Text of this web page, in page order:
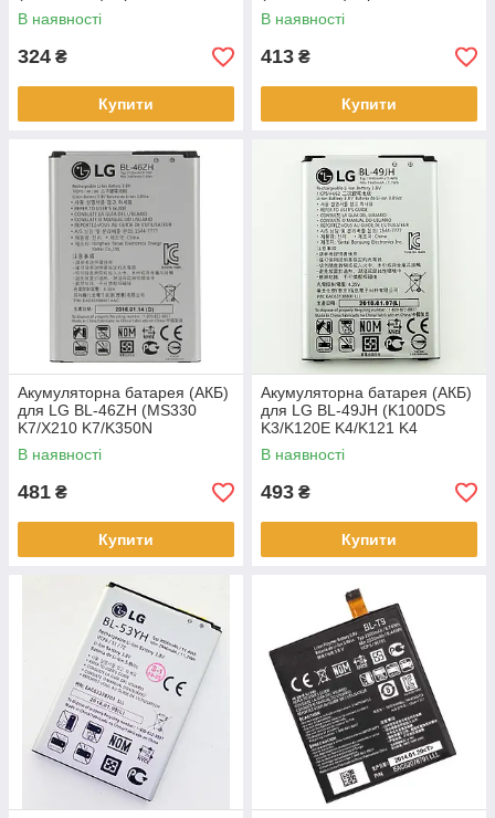
2020 mAh,
В наявності
324 ₴
Купити
2500 mAh
В наявності
413 ₴
Купити
Акумуляторна батарея (АКБ)
для LG BL-46ZH (MS330
K7/X210 K7/K350N
K8/LS675/Escape 3), 2125
mAh
В наявності
481 ₴
Купити
Акумуляторна батарея (АКБ)
для LG BL-49JH (K100DS
K3/K120E K4/K121 K4
/K130E), 1940 маг
В наявності
493 ₴
Купити